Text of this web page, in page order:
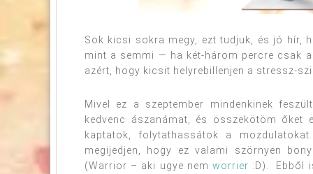
Sok kicsi sokra megy, ezt tudjuk, és jó hír,
mint a semmi — ha két-három percre csak
azért, hogy kicsit helyrebillenjen a stressz-
Mivel ez a szeptember mindenkinek
kedvenc ászanámat, és összekötöm
kaptatok, folytathassátok a
megijedjen, hogy ez valami szörnyen
(Warrior – aki ugye nem worrier :D). Ebből